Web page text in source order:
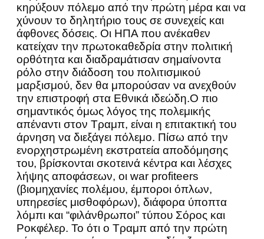
κηρύξουν πόλεμο από την πρώτη μέρα και να
χύνουν το δηλητήριο τους σε συνεχείς και
άφθονες δόσεις. Οι ΗΠΑ που ανέκαθεν
κατείχαν την πρωτοκαθεδρία στην πολιτική
ορθότητα και διαδραμάτισαν σημαίνοντα
ρόλο στην διάδοση του πολιτισμικού
μαρξισμού, δεν θα μπορούσαν να ανεχθούν
την επιστροφή στα Εθνικά ιδεώδη.Ο πιο
σημαντικός όμως λόγος της πολεμικής
απέναντι στον Τραμπ, είναι η επιτακτική του
άρνηση να διεξάγει πόλεμο. Πίσω από την
ενορχηστρωμένη εκστρατεία αποδόμησης
του, βρίσκονται σκοτεινά κέντρα και λέσχες
λήψης αποφάσεων, οι war profiteers
(βιομηχανίες πολέμου, έμποροι όπλων,
υπηρεσίες μισθοφόρων), διάφορα ύποπτα
λόμπι και “φιλάνθρωποι” τύπου Σόρος και
Ροκφέλερ. Το ότι ο Τραμπ από την πρώτη